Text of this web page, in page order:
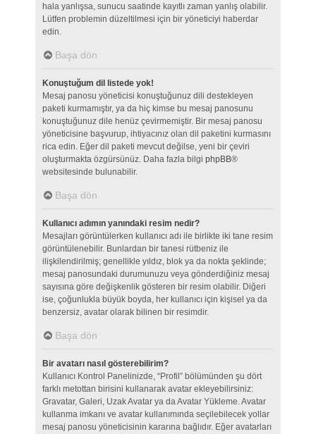
hala yanlışsa, sunucu saatinde kayıtlı zaman yanlış olabilir.
Lütfen problemin düzeltilmesi için bir yöneticiyi haberdar
edin.
Başa dön
Konuştuğum dil listede yok!
Mesaj panosu yöneticisi konuştuğunuz dili destekleyen
paketi kurmamıştır, ya da hiç kimse bu mesaj panosunu
konuştuğunuz dile henüz çevirmemiştir. Bir mesaj panosu
yöneticisine başvurup, ihtiyacınız olan dil paketini kurmasını
rica edin. Eğer dil paketi mevcut değilse, yeni bir çeviri
oluşturmakta özgürsünüz. Daha fazla bilgi phpBB®
websitesinde bulunabilir.
Başa dön
Kullanıcı adımın yanındaki resim nedir?
Mesajları görüntülerken kullanıcı adı ile birlikte iki tane resim
görüntülenebilir. Bunlardan bir tanesi rütbeniz ile
ilişkilendirilmiş; genellikle yıldız, blok ya da nokta şeklinde;
mesaj panosundaki durumunuzu veya gönderdiğiniz mesaj
sayısına göre değişkenlik gösteren bir resim olabilir. Diğeri
ise, çoğunlukla büyük boyda, her kullanıcı için kişisel ya da
benzersiz, avatar olarak bilinen bir resimdir.
Başa dön
Bir avatarı nasıl gösterebilirim?
Kullanıcı Kontrol Panelinizde, “Profil” bölümünden şu dört
farklı metottan birisini kullanarak avatar ekleyebilirsiniz:
Gravatar, Galeri, Uzak Avatar ya da Avatar Yükleme. Avatar
kullanma imkanı ve avatar kullanımında seçilebilecek yollar
mesaj panosu yöneticisinin kararına bağlıdır. Eğer avatarları